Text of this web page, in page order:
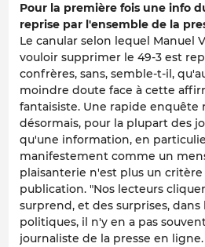
Pour la première fois une info
reprise par l'ensemble de la
Le canular selon lequel Manuel
vouloir supprimer le 49-3 est
confrères, sans, semble-t-il,
moindre doute face à cette
fantaisiste. Une rapide enquête
désormais, pour la plupart des
qu'une information, en
manifestement comme un
plaisanterie n'est plus un
publication. "Nos lecteurs
surprend, et des surprises, dans
politiques, il n'y en a pas
journaliste de la presse en